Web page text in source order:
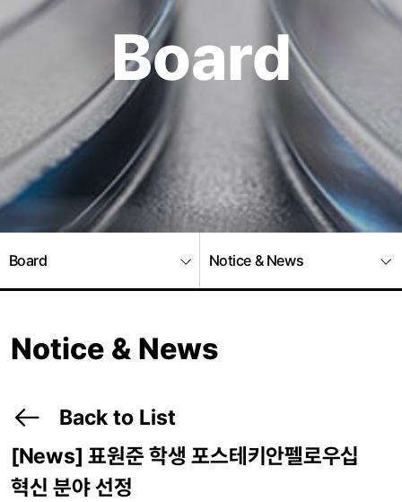
Board
Board Notice & News
Notice & News
Back to List
[News] 표원준 학생 포스테키안펠로우십
혁신 분야 선정